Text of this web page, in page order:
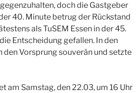
doch die Gastgeber
40. Minute betrug der Rückstand
als TuSEM Essen in der 45.
Entscheidung gefallen. In den
Vorsprung souverän und setzte
am Samstag, den 22.03, um 16 Uhr